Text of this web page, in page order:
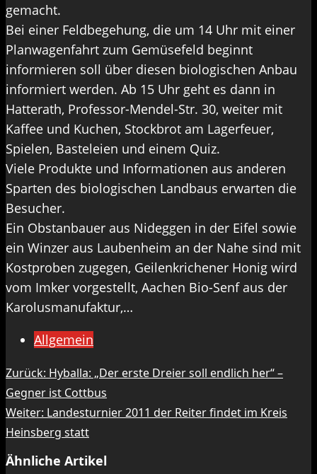
gemacht.
Bei einer Feldbegehung, die um 14 Uhr mit einer
Planwagenfahrt zum Gemüsefeld beginnt
informieren soll über diesen biologischen Anbau
informiert werden. Ab 15 Uhr geht es dann in
Hatterath, Professor-Mendel-Str. 30, weiter mit
Kaffee und Kuchen, Stockbrot am Lagerfeuer,
Spielen, Basteleien und einem Quiz.
Viele Produkte und Informationen aus anderen
Sparten des biologischen Landbaus erwarten die
Besucher.
Ein Obstanbauer aus Nideggen in der Eifel sowie
ein Winzer aus Laubenheim an der Nahe sind mit
Kostproben zugegen, Geilenkrichener Honig wird
vom Imker vorgestellt, Aachen Bio-Senf aus der
Karolusmanufaktur,…
Allgemein
Beitragsnavigation
Zurück: Hyballa: „Der erste Dreier soll endlich her“ –
Gegner ist Cottbus
Weiter: Landesturnier 2011 der Reiter findet im Kreis
Heinsberg statt
Ähnliche Artikel